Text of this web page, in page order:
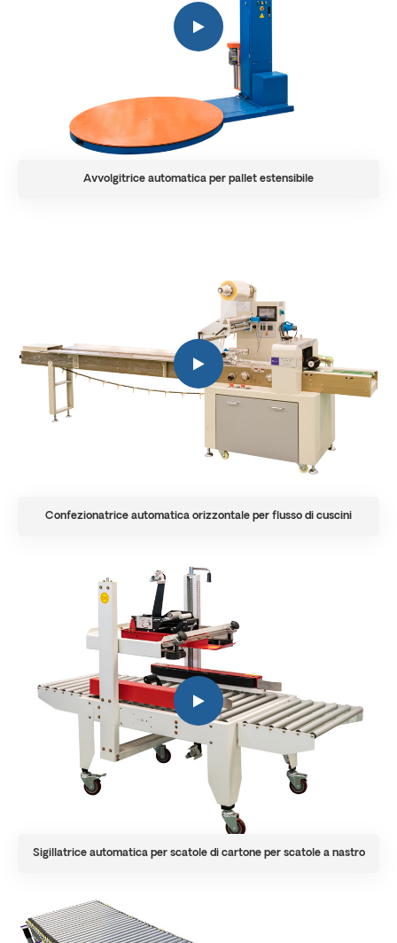
Avvolgitrice automatica per pallet estensibile
Confezionatrice automatica orizzontale per flusso di cuscini
Sigillatrice automatica per scatole di cartone per scatole a nastro